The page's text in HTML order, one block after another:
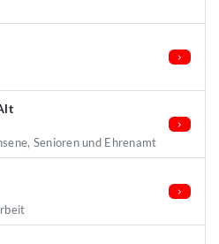
Senioren und Ehrenamt